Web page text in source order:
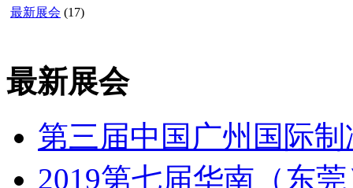
最新展会 (17)
最新展会
第三届中国广州国际
2019第七届华南（东